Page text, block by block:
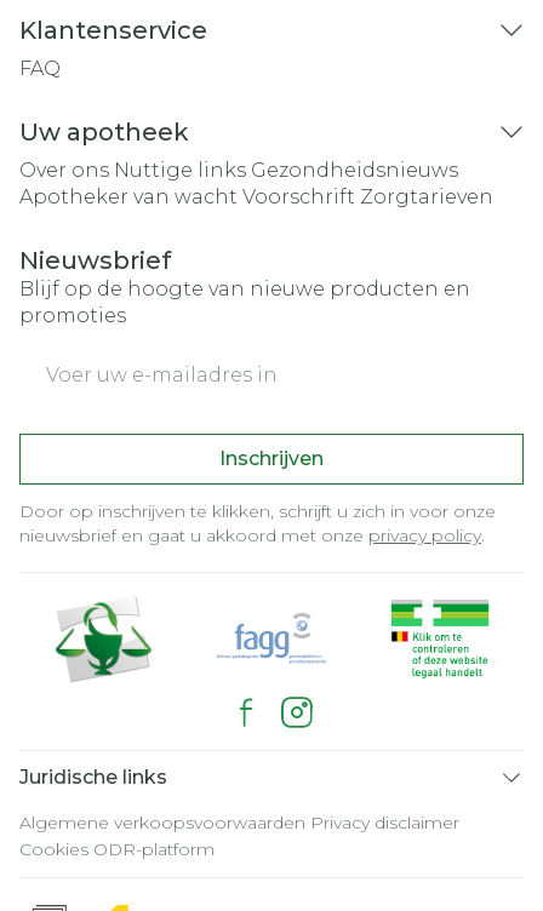
Klantenservice
FAQ
Uw apotheek
Over ons Nuttige links Gezondheidsnieuws
Apotheker van wacht Voorschrift Zorgtarieven
Nieuwsbrief
Blijf op de hoogte van nieuwe producten en
promoties
Inschrijven
Door op inschrijven te klikken, schrijft u zich in voor onze
nieuwsbrief en gaat u akkoord met onze privacy policy.
Juridische links
Algemene verkoopsvoorwaarden Privacy disclaimer
Cookies ODR-platform